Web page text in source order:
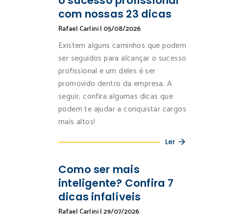
com nossas 23 dicas
Rafael Carlini| 05/08/2026
Existem alguns caminhos que podem
ser seguidos para alcançar o sucesso
profissional e um deles é ser
promovido dentro da empresa. A
seguir, confira algumas dicas que
podem te ajudar a conquistar cargos
mais altos!
Ler
Como ser mais
inteligente? Confira 7
dicas infalíveis
Rafael Carlini|29/07/2026